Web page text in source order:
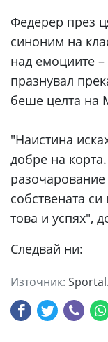
Федерер през
синоним на
над емоциите –
празнувал
беше целта на
"Наистина
добре на
собствената
това и успях",
Следвай ни:
Източник: